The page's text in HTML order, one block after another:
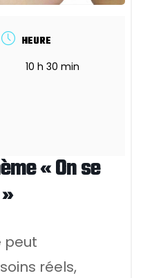
HEURE
10 h 30 min
« On se
peut
réels,